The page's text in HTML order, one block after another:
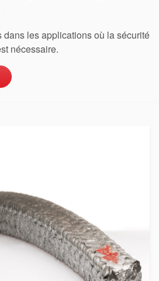
les applications où la sécurité
nécessaire.